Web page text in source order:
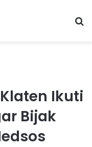
Ikuti
Bijak